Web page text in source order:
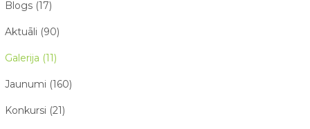
Blogs (17)
Aktuāli (90)
Galerija (11)
Jaunumi (160)
Konkursi (21)